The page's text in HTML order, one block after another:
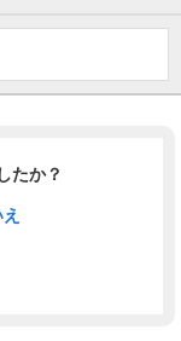
たか？